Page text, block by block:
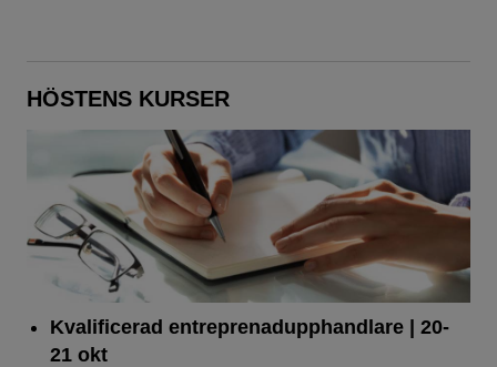
HÖSTENS KURSER
Kvalificerad entreprenad­upphandlare | 20-
21 okt